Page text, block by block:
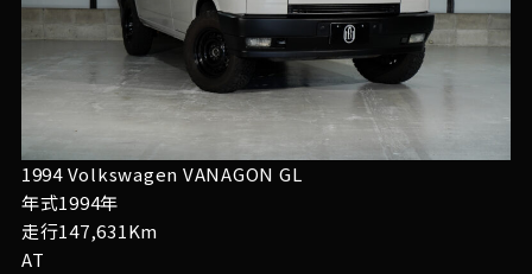
1994 Volkswagen VANAGON GL
年式1994年
走行147,631Km
AT